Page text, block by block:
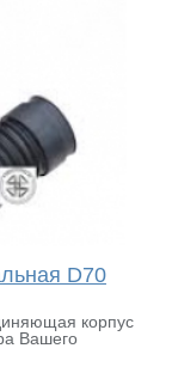
D70
корпус
Вашего